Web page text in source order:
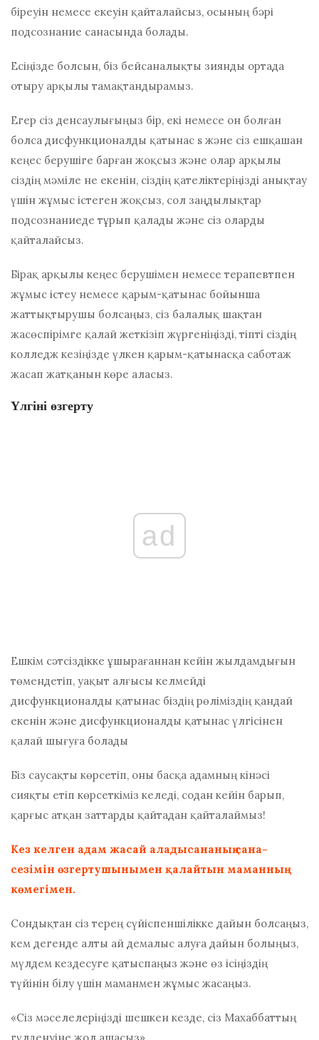
біреуін немесе екеуін қайталайсыз, осының бәрі
подсознание санасында болады.
Есіңізде болсын, біз бейсаналықты зиянды ортада
отыру арқылы тамақтандырамыз.
Егер сіз денсаулығыңыз бір, екі немесе он болған
болса дисфункционалды қатынас s және сіз ешқашан
кеңес берушіге барған жоқсыз және олар арқылы
сіздің мәміле не екенін, сіздің қателіктеріңізді анықтау
үшін жұмыс істеген жоқсыз, сол заңдылықтар
подсознаниеде тұрып қалады және сіз оларды
қайталайсыз.
Бірақ арқылы кеңес берушімен немесе терапевтпен
жұмыс істеу немесе қарым-қатынас бойынша
жаттықтырушы болсаңыз, сіз балалық шақтан
жасөспірімге қалай жеткізіп жүргеніңізді, тіпті сіздің
колледж кезіңізде үлкен қарым-қатынасқа саботаж
жасап жатқанын көре аласыз.
Үлгіні өзгерту
ad
Ешкім сәтсіздікке ұшырағаннан кейін жылдамдығын
төмендетіп, уақыт алғысы келмейді
дисфункционалды қатынас біздің рөліміздің қандай
екенін және дисфункционалды қатынас үлгісінен
қалай шығуға болады
Біз саусақты көрсетіп, оны басқа адамның кінәсі
сияқты етіп көрсеткіміз келеді, содан кейін барып,
қарғыс атқан заттарды қайтадан қайталаймыз!
Кез келген адам жасай аладысананың сана-
сезімін өзгертушынымен қалайтын маманның
көмегімен.
Сондықтан сіз терең сүйіспеншілікке дайын болсаңыз,
кем дегенде алты ай демалыс алуға дайын болыңыз,
мүлдем кездесуге қатыспаңыз және өз ісіңіздің
түйінін білу үшін маманмен жұмыс жасаңыз.
«Сіз мәселелеріңізді шешкен кезде, сіз Махаббаттың